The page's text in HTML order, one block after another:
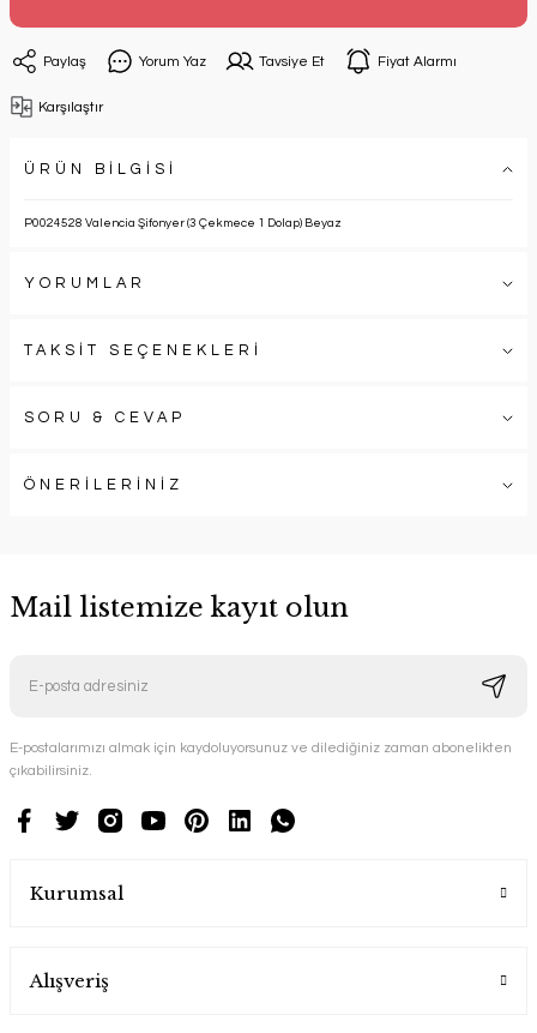
Paylaş Yorum Yaz Tavsiye Et Fiyat Alarmı
Karşılaştır
ÜRÜN BİLGİSİ
P0024528 Valencia Şifonyer (3 Çekmece 1 Dolap) Beyaz
YORUMLAR
TAKSİT SEÇENEKLERİ
SORU & CEVAP
ÖNERİLERİNİZ
Mail listemize kayıt olun
E-postalarımızı almak için kaydoluyorsunuz ve dilediğiniz zaman abonelikten
çıkabilirsiniz.
Kurumsal
Alışveriş